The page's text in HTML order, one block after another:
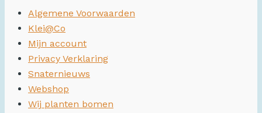
Algemene Voorwaarden
Klei@Co
Mijn account
Privacy Verklaring
Snaternieuws
Webshop
Wij planten bomen